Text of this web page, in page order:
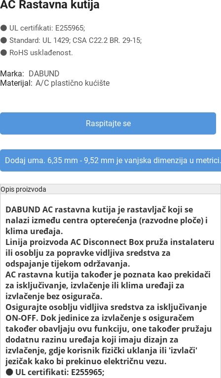
AC Rastavna kutija
⚫ UL certifikati: E255965;
⚫ Standard: UL 1429; CSA C22.2 BR. 29-15;
⚫ RoHS usklađenost.
Marka: DABUND
Materijal: A/C plastično kućište
Raspitajte se
Dodaj uma. 6,35 mm - 9,52 mm je vanjska dimenzija u metrici.
Opis proizvoda
DABUND AC rastavna kutija je rastavljač koji se
nalazi između centra opterećenja (razvodne ploče) i
klima uređaja.
Linija proizvoda AC Disconnect Box pruža instalateru
ili osoblju za popravke vidljiva sredstva za
odspajanje tijekom održavanja.
AC rastavna kutija također je poznata kao prekidači
za isključivanje, izvlačenje ili klima uređaji za
izvlačenje bez osigurača.
Osigurajte osoblju vidljiva sredstva za isključivanje
ON-OFF. Dok jedinice za izvlačenje s osiguračem
također obavljaju ovu funkciju, one također pružaju
dodatnu razinu uređaja koji imaju dizajn za
izvlačenje, gdje korisnik fizički uklanja ili 'izvlači'
jezičak kako bi prekinuo električnu vezu.
⚫ UL certifikati: E255965;